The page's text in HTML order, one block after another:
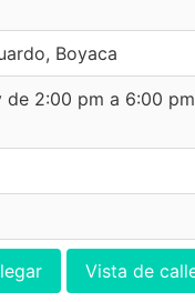
Boyaca
de 2:00 pm a 6:00 pm
Vista de